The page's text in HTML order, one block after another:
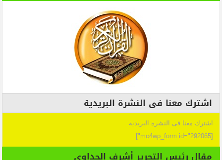
اشترك معنا فى النشرة البريدية
اشترك معنا فى النشرة البريدية
[mc4wp_form id="292065"]
مقال رئيس التحرير أشرف الجداوي